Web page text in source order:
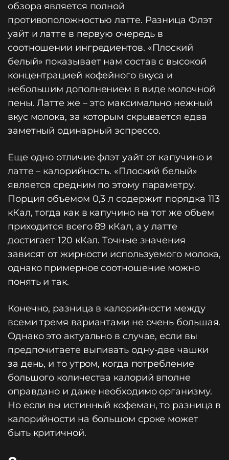
обзора является полной
противоположностью латте. Разница Флэт
уайт и латте в первую очередь в
соотношении ингредиентов. «Плоский
белый» показывает нам состав с высокой
концентрацией кофейного вкуса и
небольшим дополнением в виде молочной
пены. Латте же – это максимально нежный
вкус молока, за которым скрывается едва
заметный одинарный эспрессо.
Еще одно отличие флэт уайт от капучино и
латте – калорийность. «Плоский белый»
является средним по этому параметру.
Порция объемом 0,3 л содержит порядка 113
кКал, тогда как в капучино на тот же объем
приходится всего 89 кКал, а у латте
достигает 120 кКал. Точные значения
зависят от жирности используемого молока,
однако примерное соотношение можно
понять и так.
Конечно, разница в калорийности между
всеми тремя вариантами не очень большая.
Однако это актуально в случае, если вы
предпочитаете выпивать одну-две чашки
за день, и то утром, когда потребление
большого количества калорий вполне
оправдано и даже необходимо организму.
Но если вы истинный кофеман, то разница в
калорийности на большом сроке может
быть критичной.